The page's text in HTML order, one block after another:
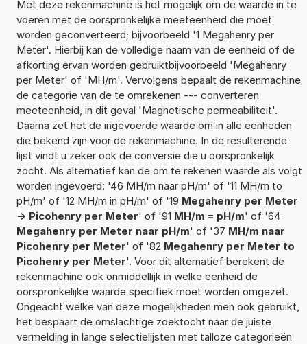
Met deze rekenmachine is het mogelijk om de waarde in te
voeren met de oorspronkelijke meeteenheid die moet
worden geconverteerd; bijvoorbeeld '1 Megahenry per
Meter'. Hierbij kan de volledige naam van de eenheid of de
afkorting ervan worden gebruiktbijvoorbeeld 'Megahenry
per Meter' of 'MH/m'. Vervolgens bepaalt de rekenmachine
de categorie van de te omrekenen --- converteren
meeteenheid, in dit geval 'Magnetische permeabiliteit'.
Daarna zet het de ingevoerde waarde om in alle eenheden
die bekend zijn voor de rekenmachine. In de resulterende
lijst vindt u zeker ook de conversie die u oorspronkelijk
zocht. Als alternatief kan de om te rekenen waarde als volgt
worden ingevoerd: '46 MH/m naar pH/m' of '11 MH/m to
pH/m' of '12 MH/m in pH/m' of '19 Megahenry per Meter
-> Picohenry per Meter' of '91 MH/m = pH/m' of '64
Megahenry per Meter naar pH/m' of '37 MH/m naar
Picohenry per Meter' of '82 Megahenry per Meter to
Picohenry per Meter'. Voor dit alternatief berekent de
rekenmachine ook onmiddellijk in welke eenheid de
oorspronkelijke waarde specifiek moet worden omgezet.
Ongeacht welke van deze mogelijkheden men ook gebruikt,
het bespaart de omslachtige zoektocht naar de juiste
vermelding in lange selectielijsten met talloze categorieën